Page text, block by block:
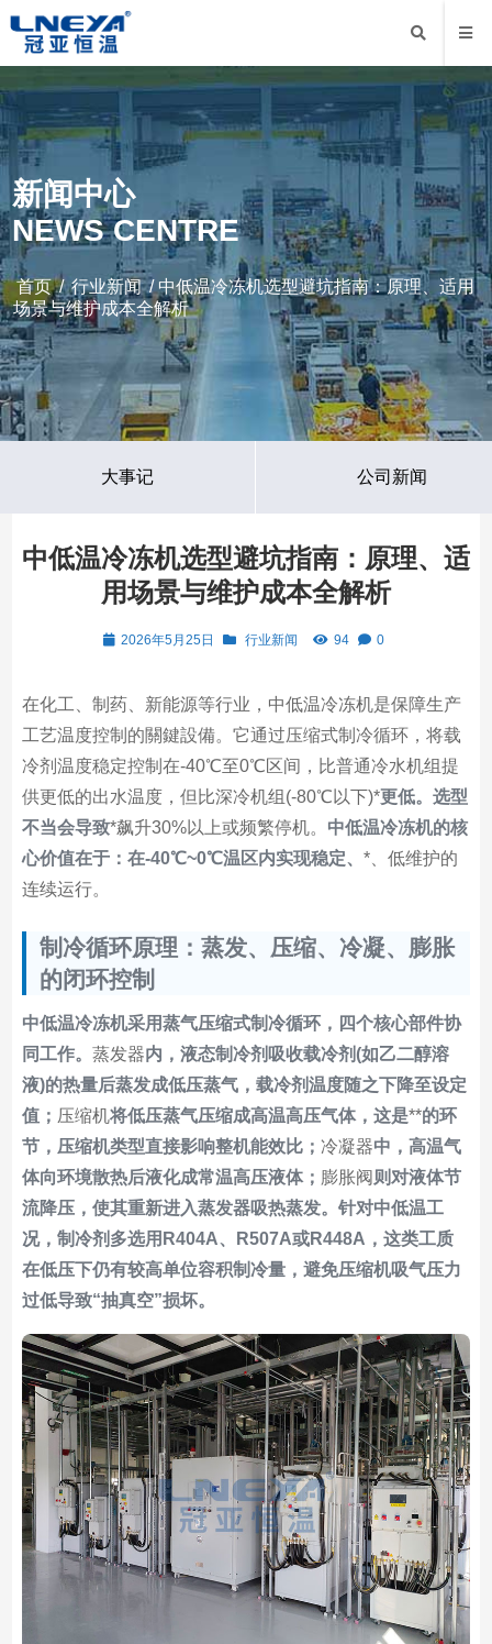
新闻中心
NEWS CENTRE
首页/行业新闻/ 中低温冷冻机选型避坑指南：原理、适用
场景与维护成本全解析
大事记 公司新闻
中低温冷冻机选型避坑指南：原理、适
用场景与维护成本全解析
2026年5月25日 行业新闻 94 0
在化工、制药、新能源等行业，中低温冷冻机是保障生产
工艺温度控制的關鍵設備。它通过压缩式制冷循环，将载
冷剂温度稳定控制在-40℃至0℃区间，比普通冷水机组提
供更低的出水温度，但比深冷机组(-80℃以下)*更低。选型
不当会导致*飙升30%以上或频繁停机。 中低温冷冻机的核
心价值在于：在-40℃~0℃温区内实现稳定、 *、低维护的
连续运行。
制冷循环原理：蒸发、压缩、冷凝、膨胀
的闭环控制
中低温冷冻机采用蒸气压缩式制冷循环，四个核心部件协
同工作。 蒸发器内，液态制冷剂吸收载冷剂(如乙二醇溶
液)的热量后蒸发成低压蒸气，载冷剂温度随之下降至设定
值； 压缩机将低压蒸气压缩成高温高压气体，这是**的环
节，压缩机类型直接影响整机能效比； 冷凝器中，高温气
体向环境散热后液化成常温高压液体； 膨胀阀 则对液体节
流降压，使其重新进入蒸发器吸热蒸发。针对中低温工
况，制冷剂多选用R404A、R507A或R448A，这类工质
在低压下仍有较高单位容积制冷量，避免压缩机吸气压力
过低导致“抽真空”损坏。